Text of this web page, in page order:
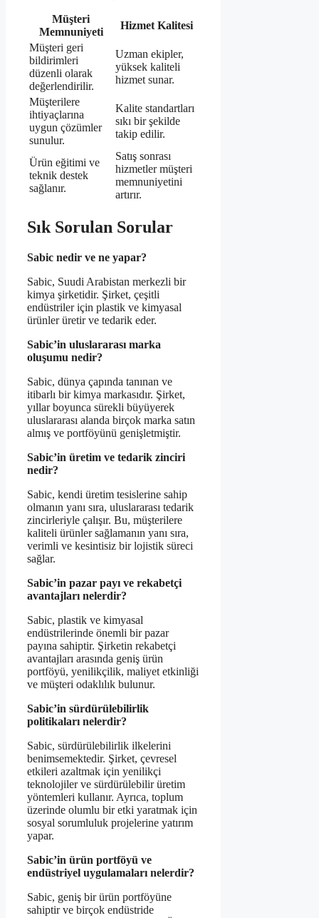
Müşteri
Memnuniyeti
Hizmet Kalitesi
Müşteri geri
bildirimleri
düzenli olarak
değerlendirilir.
Uzman ekipler,
yüksek kaliteli
hizmet sunar.
Müşterilere
ihtiyaçlarına
uygun çözümler
sunulur.
Kalite standartları
sıkı bir şekilde
takip edilir.
Ürün eğitimi ve
teknik destek
sağlanır.
Satış sonrası
hizmetler müşteri
memnuniyetini
artırır.
Sık Sorulan Sorular
Sabic nedir ve ne yapar?
Sabic, Suudi Arabistan merkezli bir
kimya şirketidir. Şirket, çeşitli
endüstriler için plastik ve kimyasal
ürünler üretir ve tedarik eder.
Sabic’in uluslararası marka
oluşumu nedir?
Sabic, dünya çapında tanınan ve
itibarlı bir kimya markasıdır. Şirket,
yıllar boyunca sürekli büyüyerek
uluslararası alanda birçok marka satın
almış ve portföyünü genişletmiştir.
Sabic’in üretim ve tedarik zinciri
nedir?
Sabic, kendi üretim tesislerine sahip
olmanın yanı sıra, uluslararası tedarik
zincirleriyle çalışır. Bu, müşterilere
kaliteli ürünler sağlamanın yanı sıra,
verimli ve kesintisiz bir lojistik süreci
sağlar.
Sabic’in pazar payı ve rekabetçi
avantajları nelerdir?
Sabic, plastik ve kimyasal
endüstrilerinde önemli bir pazar
payına sahiptir. Şirketin rekabetçi
avantajları arasında geniş ürün
portföyü, yenilikçilik, maliyet etkinliği
ve müşteri odaklılık bulunur.
Sabic’in sürdürülebilirlik
politikaları nelerdir?
Sabic, sürdürülebilirlik ilkelerini
benimsemektedir. Şirket, çevresel
etkileri azaltmak için yenilikçi
teknolojiler ve sürdürülebilir üretim
yöntemleri kullanır. Ayrıca, toplum
üzerinde olumlu bir etki yaratmak için
sosyal sorumluluk projelerine yatırım
yapar.
Sabic’in ürün portföyü ve
endüstriyel uygulamaları nelerdir?
Sabic, geniş bir ürün portföyüne
sahiptir ve birçok endüstride